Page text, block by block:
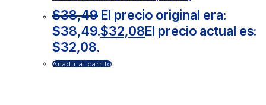
$38,49 El precio original era:
$38,49.$32,08El precio actual es:
$32,08.
Añadir al carrito